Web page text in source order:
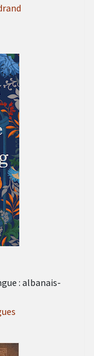
: albanais-